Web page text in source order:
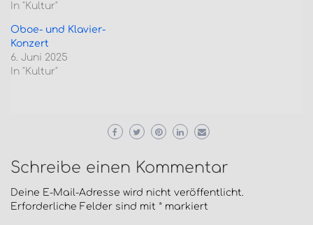
In "Kultur"
Oboe- und Klavier-
Konzert
6. Juni 2025
In "Kultur"
Schreibe einen Kommentar
Deine E-Mail-Adresse wird nicht veröffentlicht.
Erforderliche Felder sind mit * markiert